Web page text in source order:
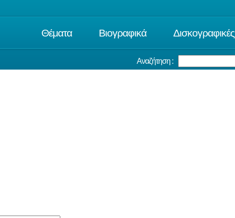
Θέματα Βιογραφικά Δισκογραφικές
Αναζήτηση :